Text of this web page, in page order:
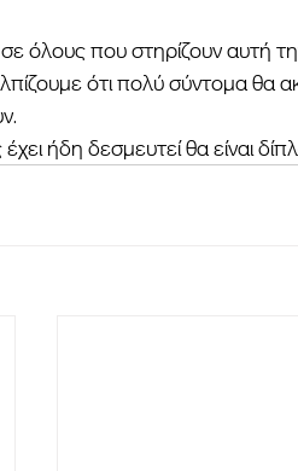
όλους που στηρίζουν αυτή
ότι πολύ σύντομα θα
ήδη δεσμευτεί θα είναι